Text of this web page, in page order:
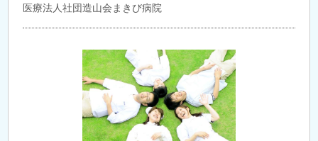
医療法人社団造山会まきび病院